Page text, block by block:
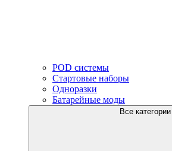
POD системы
Стартовые наборы
Одноразки
Батарейные моды
Все категории